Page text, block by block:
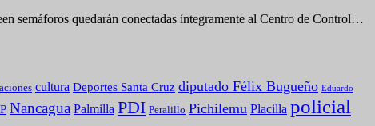
semáforos quedarán conectadas íntegramente al Centro de Control…
cultura Deportes Santa Cruz diputado Félix Bugueño Eduardo
Nancagua Palmilla PDI Peralillo Pichilemu Placilla policial